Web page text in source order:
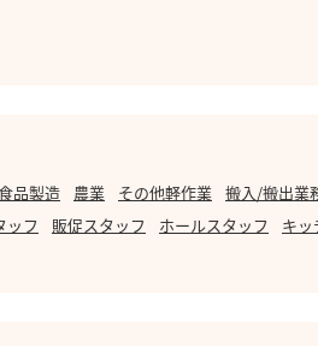
品製造 農業 その他軽作業 搬入/搬出業
ッフ 販促スタッフ ホールスタッフ キッ